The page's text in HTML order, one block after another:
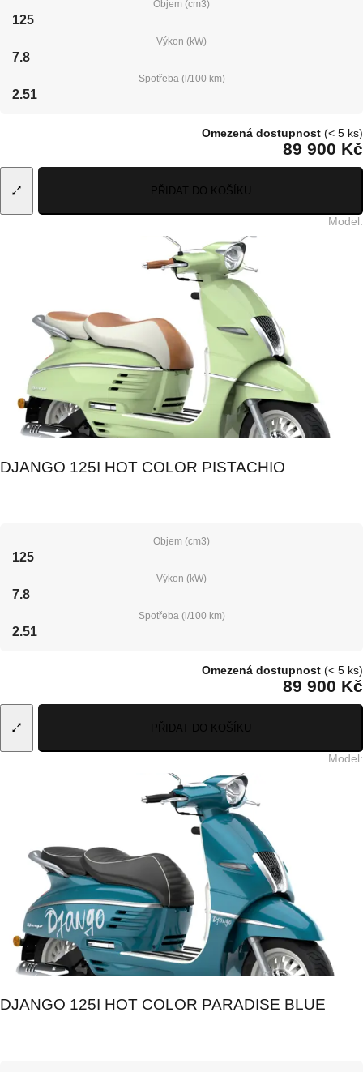
Objem (cm3)
125
Výkon (kW)
7.8
Spotřeba (l/100 km)
2.51
Omezená dostupnost (< 5 ks)
89 900 Kč
PŘIDAT DO KOŠÍKU
Model:
DJANGO 125I HOT COLOR PISTACHIO
Objem (cm3)
125
Výkon (kW)
7.8
Spotřeba (l/100 km)
2.51
Omezená dostupnost (< 5 ks)
89 900 Kč
PŘIDAT DO KOŠÍKU
Model:
DJANGO 125I HOT COLOR PARADISE BLUE